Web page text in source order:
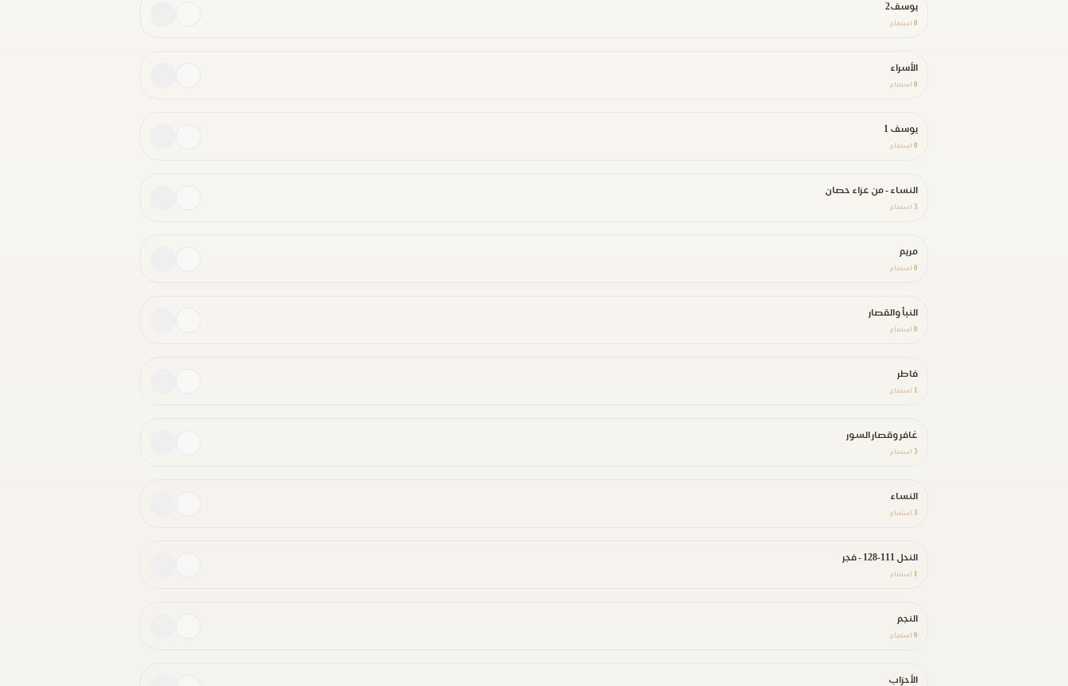
يوسف2
0 استماع
الأسراء
0 استماع
يوسف 1
0 استماع
النساء - من عزاء حصان
3 استماع
مريم
0 استماع
النبأ والقصار
0 استماع
فاطر
1 استماع
غافر وقصار السور
3 استماع
النساء
3 استماع
النحل 111-128 - فجر
1 استماع
النجم
0 استماع
الأحزاب